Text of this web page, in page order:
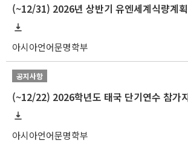
아시아언어문명학부
공지사항
(~12/22) 2026학년도 태국 단기연수 참가
아시아언어문명학부